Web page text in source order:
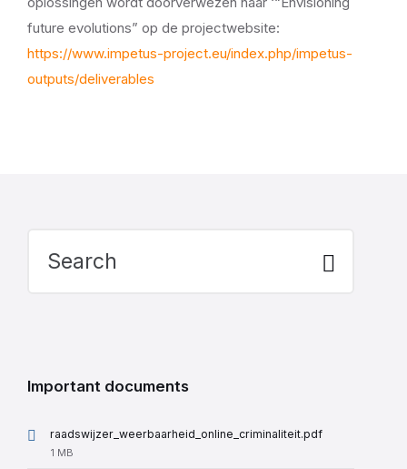
future evolutions” op de projectwebsite:
https://www.impetus-project.eu/index.php/impetus-
outputs/deliverables
Important documents
raadswijzer_weerbaarheid_online_criminaliteit.pdf
File
1 MB